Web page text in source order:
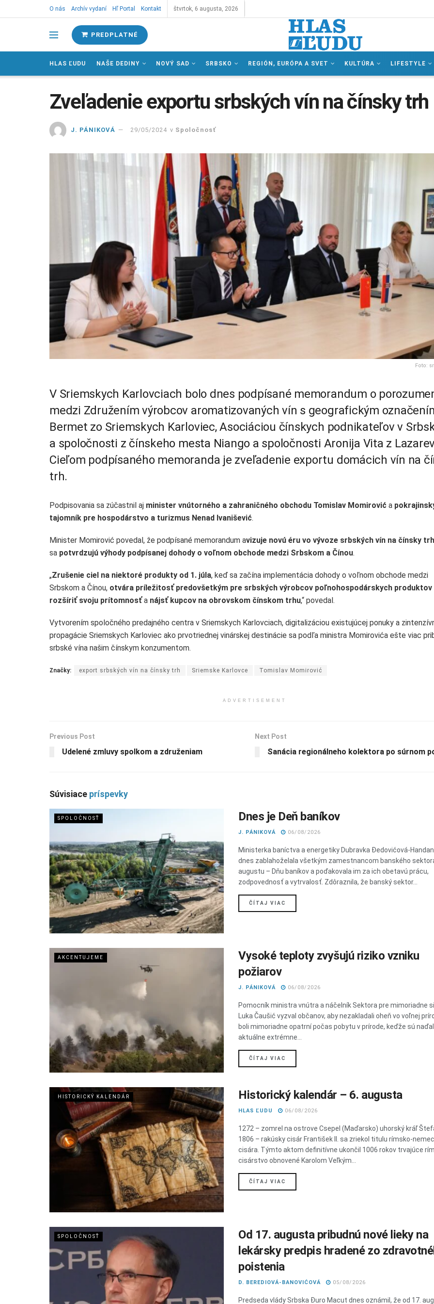
O nás Archív vydaní Hľ Portal Kontakt štvrtok, 6 augusta, 2026
PREDPLATNÉ
HLAS ĽUDU NAŠE DEDINY NOVÝ SAD SRBSKO REGIÓN, EURÓPA A SVET KULTÚRA LIFESTYLE
Zveľadenie exportu srbských vín na čínsky trh
J. PÁNIKOVÁ 29/05/2024 v Spoločnosť
Foto:
V Sriemskych Karlovciach bolo dnes podpísané memorandum o
medzi Združením výrobcov aromatizovaných vín s geografickým
Bermet zo Sriemskych Karloviec, Asociáciou čínskych podnikateľov v
a spoločnosti z čínskeho mesta Niango a spoločnosti Aronija Vita z
Cieľom podpísaného memoranda je zveľadenie exportu domácich vín na
trh.
Podpisovania sa zúčastnil aj minister vnútorného a zahraničného obchodu Tomislav Momirović a
tajomník pre hospodárstvo a turizmus Nenad Ivanišević.
Minister Momirović povedal, že podpísané memorandum avizuje novú éru vo vývoze srbských vín na čínsky trh
sa potvrdzujú výhody podpísanej dohody o voľnom obchode medzi Srbskom a Čínou.
„Zrušenie ciel na niektoré produkty od 1. júla, keď sa začína implementácia dohody o voľnom obchode medzi
Srbskom a Čínou, otvára príležitosť predovšetkým pre srbských výrobcov poľnohospodárskych produktov
rozšíriť svoju prítomnosťa nájsť kupcov na obrovskom čínskom trhu,“ povedal.
Vytvorením spoločného predajného centra v Sriemskych Karlovciach, digitalizáciou existujúcej ponuky a
propagácie Sriemskych Karloviec ako prvotriednej vinárskej destinácie sa podľa ministra Momirovića ešte viac
srbské vína našim čínskym konzumentom.
Značky: export srbských vín na čínsky trh Sriemske Karlovce Tomislav Momirović
ADVERTISEMENT
Previous Post
Udelené zmluvy spolkom a združeniam
Next Post
Sanácia regionálneho kolektora po súrnom
Súvisiace príspevky
SPOLOČNOSŤ Dnes je Deň baníkov
J. PÁNIKOVÁ 06/08/2026
Ministerka baníctva a energetiky Dubravka Đedovićová-
dnes zablahoželala všetkým zamestnancom banského
augustu – Dňu baníkov a poďakovala im za ich obetavú prácu,
zodpovednosť a vytrvalosť. Zdôraznila, že banský sektor...
ČÍTAJ VIAC
AKCENTUJEME
Vysoké teploty zvyšujú riziko vzniku
požiarov
J. PÁNIKOVÁ 06/08/2026
Pomocník ministra vnútra a náčelník Sektora pre mimoriadne
Luka Čaušić vyzval občanov, aby nezakladali oheň vo voľnej
boli mimoriadne opatrní počas pobytu v prírode, keďže sú
aktuálne extrémne...
ČÍTAJ VIAC
HISTORICKÝ KALENDÁR Historický kalendár – 6. augusta
HLAS ĽUDU 06/08/2026
1272 – zomrel na ostrove Csepel (Maďarsko) uhorský kráľ
1806 – rakúsky cisár František II. sa zriekol titulu rímsko-
cisára. Týmto aktom definitívne ukončil 1006 rokov trvajúce
cisárstvo obnovené Karolom Veľkým...
ČÍTAJ VIAC
SPOLOČNOSŤ
Od 17. augusta pribudnú nové lieky na
lekársky predpis hradené zo
poistenia
D. BEREDIOVÁ-BANOVIĆOVÁ 05/08/2026
Predseda vlády Srbska Đuro Macut dnes oznámil, že od 17.